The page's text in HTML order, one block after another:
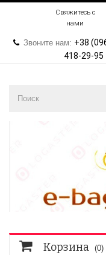
Свяжитесь с
нами
Звоните нам: +38
418-29-95
Корзина (0)